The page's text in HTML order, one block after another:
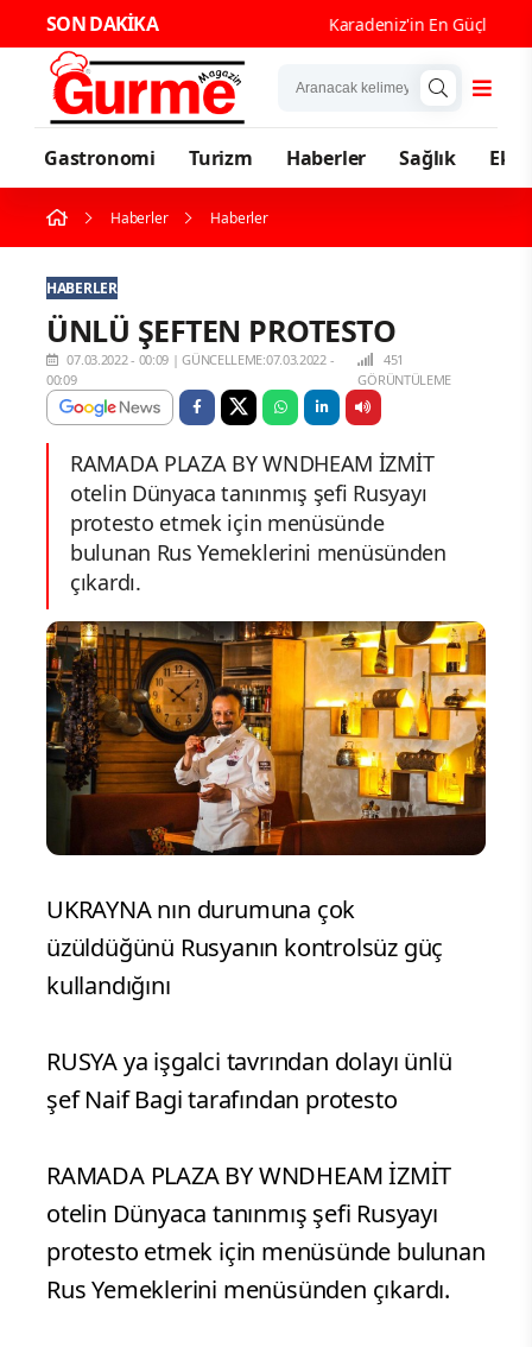
SON DAKİKA Karadeniz'in En Güçlü
Gastronomi Turizm Haberler Sağlık
Haberler Haberler
HABERLER
ÜNLÜ ŞEFTEN PROTESTO
07.03.2022 - 00:09 |GÜNCELLEME:07.03.2022 -
00:09
451
GÖRÜNTÜLEME
RAMADA PLAZA BY WNDHEAM İZMİT
otelin Dünyaca tanınmış şefi Rusyayı
protesto etmek için menüsünde
bulunan Rus Yemeklerini menüsünden
çıkardı.
UKRAYNA nın durumuna çok
üzüldüğünü Rusyanın kontrolsüz güç
kullandığını
RUSYA ya işgalci tavrından dolayı ünlü
şef Naif Bagi tarafından protesto
RAMADA PLAZA BY WNDHEAM İZMİT
otelin Dünyaca tanınmış şefi Rusyayı
protesto etmek için menüsünde bulunan
Rus Yemeklerini menüsünden çıkardı.